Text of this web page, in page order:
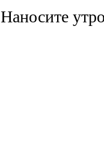
Наносите